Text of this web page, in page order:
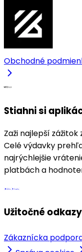
Obchodné
Stiahni si
Zaži najlepší
Celé výdavky
najrýchlejšie
platbách a
Užitočné odkazy
Zákaznícka